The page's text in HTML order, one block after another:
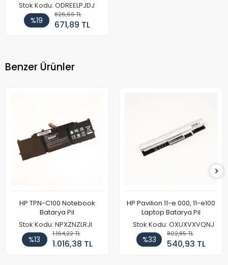
Stok Kodu: ODREELPJDJ
%19
826,69 TL
671,89 TL
Benzer Ürünler
HP TPN-C100 Notebook
Batarya Pil
Stok Kodu: NPXZNZLRJI
%13
1.164,22 TL
1.016,38 TL
HP Pavilion 11-e 000, 11-e100
Laptop Batarya Pil
Stok Kodu: OXUXVXVQNJ
%33
802,85 TL
540,93 TL